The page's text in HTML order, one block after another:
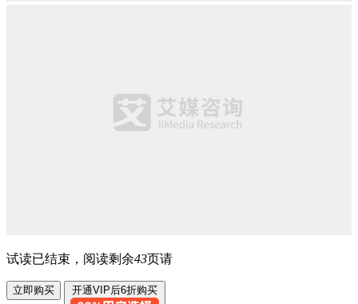
试读已结束，阅读剩余43页请
立即购买 开通VIP后6折购买